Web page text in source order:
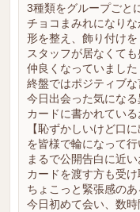
3種類をグループごと
チョコまみれになり
形を整え、飾り付けを
スタッフが居なくて
仲良くなっていまし
終盤ではポジティブな
今日出会った気にな
カードに書かれてい
【恥ずかしいけど口
を皆様で輪になって行
まるで公開告白に近
カードを渡す方も受け
ちょこっと緊張感の
今日初めて会い、数